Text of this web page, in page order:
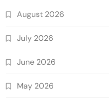
August 2026
July 2026
June 2026
May 2026